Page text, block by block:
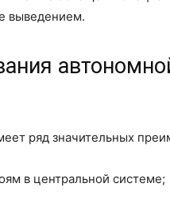
выведением.
ряд значительных
в центральной системе;